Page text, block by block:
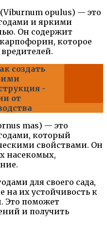
opulus) — это
и яркими
Он содержит
которое
создать
-
от
mas) — это
который
свойствами. Он
насекомых,
для своего сада,
на их устойчивость к
Это поможет
и получить